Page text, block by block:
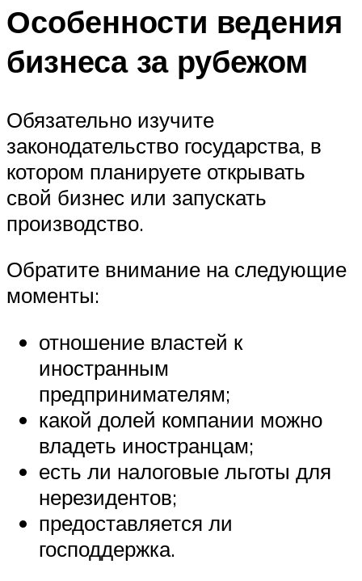
Особенности ведения
бизнеса за рубежом
Обязательно изучите
законодательство государства, в
котором планируете открывать
свой бизнес или запускать
производство.
Обратите внимание на следующие
моменты:
отношение властей к
иностранным
предпринимателям;
какой долей компании можно
владеть иностранцам;
есть ли налоговые льготы для
нерезидентов;
предоставляется ли
господдержка.